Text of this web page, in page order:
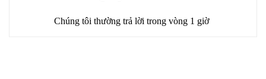
Chúng tôi thường trả lời trong vòng 1 giờ